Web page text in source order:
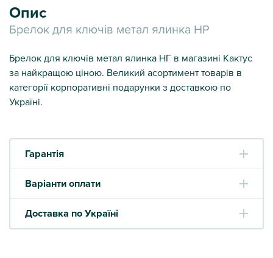
Опис
Брелок для ключів метал ялинка НР
Брелок для ключів метал ялинка НГ в магазині Кактус
за найкращою ціною. Великий асортимент товарів в
категорії корпоративні подарунки з доставкою по
Україні.
Гарантія
Варіанти оплати
Доставка по Україні